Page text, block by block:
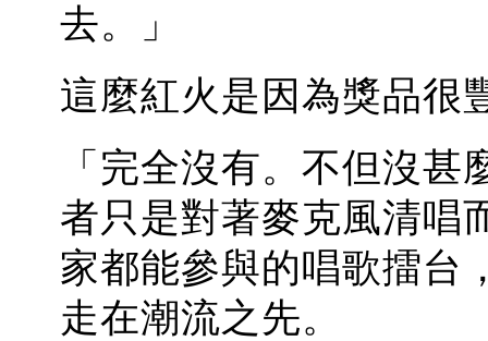
去。」
這麼紅火是因為獎品很
「完全沒有。不但沒
者只是對著麥克風清唱
家都能參與的唱歌擂台
走在潮流之先。